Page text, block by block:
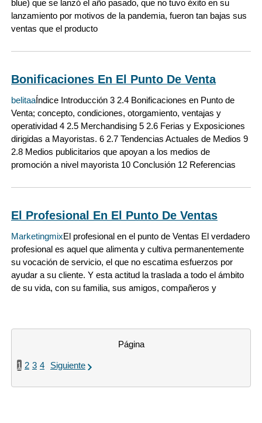
blue) que se lanzó el año pasado, que no tuvo éxito en su
lanzamiento por motivos de la pandemia, fueron tan bajas sus
ventas que el producto
Bonificaciones En El Punto De Venta
belitaaÍndice Introducción 3 2.4 Bonificaciones en Punto de
Venta; concepto, condiciones, otorgamiento, ventajas y
operatividad 4 2.5 Merchandising 5 2.6 Ferias y Exposiciones
dirigidas a Mayoristas. 6 2.7 Tendencias Actuales de Medios 9
2.8 Medios publicitarios que apoyan a los medios de
promoción a nivel mayorista 10 Conclusión 12 Referencias
El Profesional En El Punto De Ventas
MarketingmixEl profesional en el punto de Ventas El verdadero
profesional es aquel que alimenta y cultiva permanentemente
su vocación de servicio, el que no escatima esfuerzos por
ayudar a su cliente. Y esta actitud la traslada a todo el ámbito
de su vida, con su familia, sus amigos, compañeros y
Página
1 2 3 4 Siguiente